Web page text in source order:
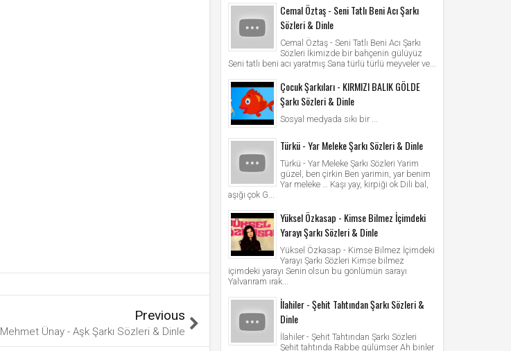
Previous
Mehmet Ünay - Aşk Şarkı Sözleri & Dinle
Cemal Öztaş - Seni Tatlı Beni Acı Şarkı
Sözleri & Dinle
Cemal Öztaş - Seni Tatlı Beni Acı Şarkı
Sözleri İkimizde bir bahçenin gülüyüz
Seni tatlı beni acı yaratmış Sana türlü türlü meyveler ve...
Çocuk Şarkıları - KIRMIZI BALIK GÖLDE
Şarkı Sözleri & Dinle
Sosyal medyada sıkı bir ...
Türkü - Yar Meleke Şarkı Sözleri & Dinle
Türkü - Yar Meleke Şarkı Sözleri Yarim
güzel, ben çirkin Ben yarimin, yar benim
Yar meleke … Kaşı yay, kirpiği ok Dili bal,
aşığı çok G...
Yüksel Özkasap - Kimse Bilmez İçimdeki
Yarayı Şarkı Sözleri & Dinle
Yüksel Özkasap - Kimse Bilmez İçimdeki
Yarayı Şarkı Sözleri Kimse bilmez
içimdeki yarayı Senin olsun bu gönlümün sarayı
Yalvarıram ırak...
İlahiler - Şehit Tahtından Şarkı Sözleri &
Dinle
İlahiler - Şehit Tahtından Şarkı Sözleri
Şehit tahtında Rabbe gülümser Ah binler